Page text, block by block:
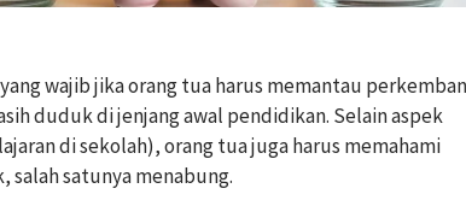
wajib jika orang tua harus memantau
duduk di jenjang awal pendidikan. Selain aspek
di sekolah), orang tua juga harus memahami
salah satunya menabung.